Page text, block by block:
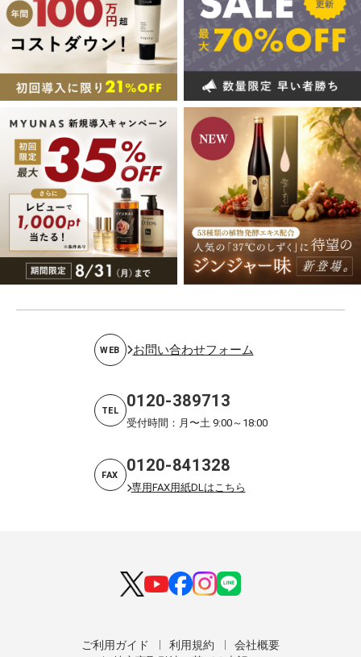
WEB お問い合わせフォーム
TEL 0120-389713
受付時間：月〜土 9:00～18:00
FAX 0120-841328
専用FAX用紙DLはこちら
ご利用ガイド 利用規約
会社概要